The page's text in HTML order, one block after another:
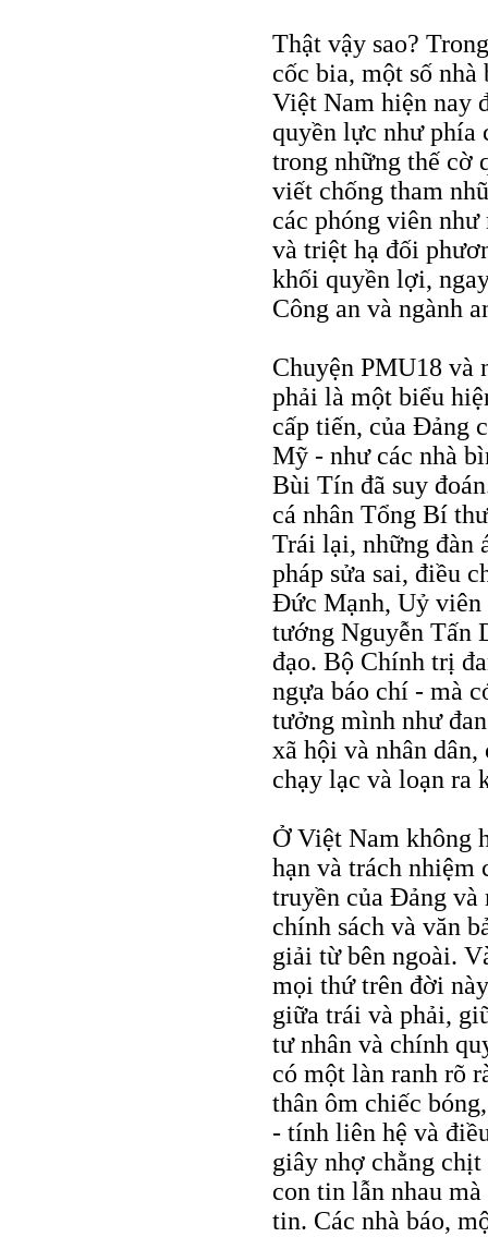
Thật vậy sao?
cốc bia, một số
Việt Nam hiện nay
quyền lực như phía
trong những thế cờ
viết chống tham
các phóng viên
và triệt hạ đối
khối quyền lợi,
Công an và ngành
Chuyện PMU18 và
phải là một biểu
cấp tiến, của Đảng
Mỹ - như các nhà
Bùi Tín đã suy
cá nhân Tổng Bí
Trái lại, những đàn
pháp sửa sai, điều
Đức Mạnh, Uỷ viên
tướng Nguyễn Tấn
đạo. Bộ Chính trị
ngựa báo chí - mà
tưởng mình như
xã hội và nhân
chạy lạc và loạn ra
Ở Việt Nam không
hạn và trách nhiệm
truyền của Đảng và
chính sách và văn
giải từ bên ngoài.
mọi thứ trên đời
giữa trái và phải,
tư nhân và chính
có một làn ranh rõ
thân ôm chiếc
- tính liên hệ và
giây nhợ chằng
con tin lẫn nhau
tin. Các nhà báo,